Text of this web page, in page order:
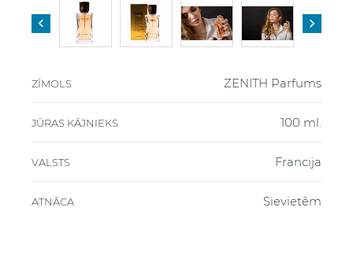
 
ZĪMOLS ZENITH Parfums
JŪRAS KĀJNIEKS 100 ml.
VALSTS Francija
ATNĀCA Sievietēm